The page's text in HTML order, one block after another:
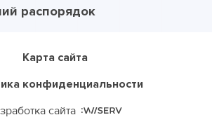
распорядок
Карта сайта
конфиденциальности
сайта